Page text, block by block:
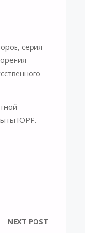
серия
IOPP.
NEXT POST